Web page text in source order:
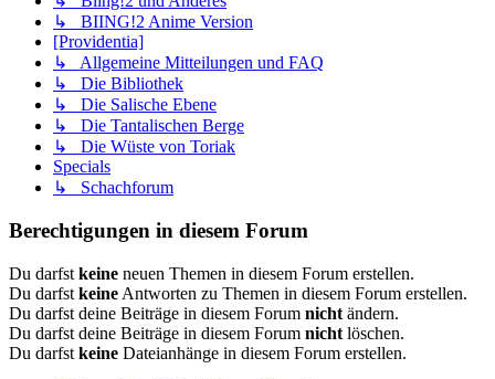
↳ BIING!2 Anime Version
[Providentia]
↳ Allgemeine Mitteilungen und FAQ
↳ Die Bibliothek
↳ Die Salische Ebene
↳ Die Tantalischen Berge
↳ Die Wüste von Toriak
Specials
↳ Schachforum
Berechtigungen in diesem Forum
Du darfst keine neuen Themen in diesem Forum erstellen.
Du darfst keine Antworten zu Themen in diesem Forum erstellen.
Du darfst deine Beiträge in diesem Forum nicht ändern.
Du darfst deine Beiträge in diesem Forum nicht löschen.
Du darfst keine Dateianhänge in diesem Forum erstellen.